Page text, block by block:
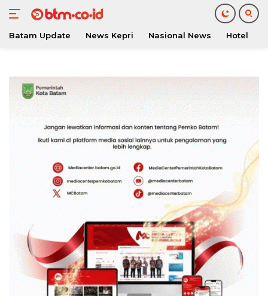
konten
Batam Update News Kepri Nasional News Hotel